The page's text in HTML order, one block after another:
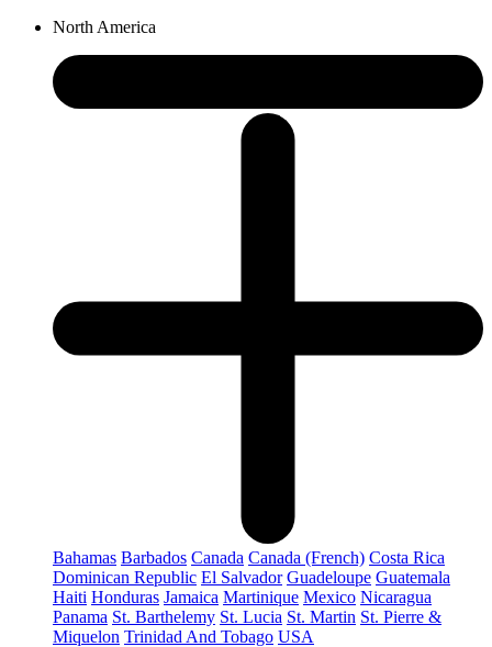
North America
Bahamas Barbados Canada Canada (French) Costa Rica
Dominican Republic El Salvador Guadeloupe Guatemala
Haiti Honduras Jamaica Martinique Mexico Nicaragua
Panama St. Barthelemy St. Lucia St. Martin St. Pierre &
Miquelon Trinidad And Tobago USA